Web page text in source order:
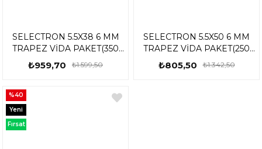
SELECTRON 5.5X38 6 MM
TRAPEZ VİDA PAKET(350
ADET)
₺959,70 ₺1.599,50
SELECTRON 5.5X50 6 MM
TRAPEZ VİDA PAKET(250
ADET)
₺805,50 ₺1.342,50
%40
Yeni
Ürün
Fırsat